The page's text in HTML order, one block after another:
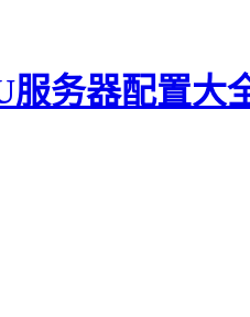
服务器配置大